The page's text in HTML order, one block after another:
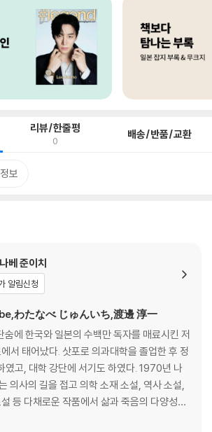
리뷰/한줄평
0 배송/반품/교환
보
베 준이치
알림신청
わたなべ じゅんいち,渡邊 淳一
숨에 한국와 일본의 수백만 독자를 매료시킨 저
서 태어났다. 삿포로 의과대학을 졸업한 후 정
였고, 대학 강단에 서기도 하였다. 1970년 나
의사의 길을 접고 의학 소재 소설, 역사 소설,
등 다채로운 작품에서 삶과 죽음의 다양성과
정력적인 창작 활동을 해왔다. 주로 의학적인